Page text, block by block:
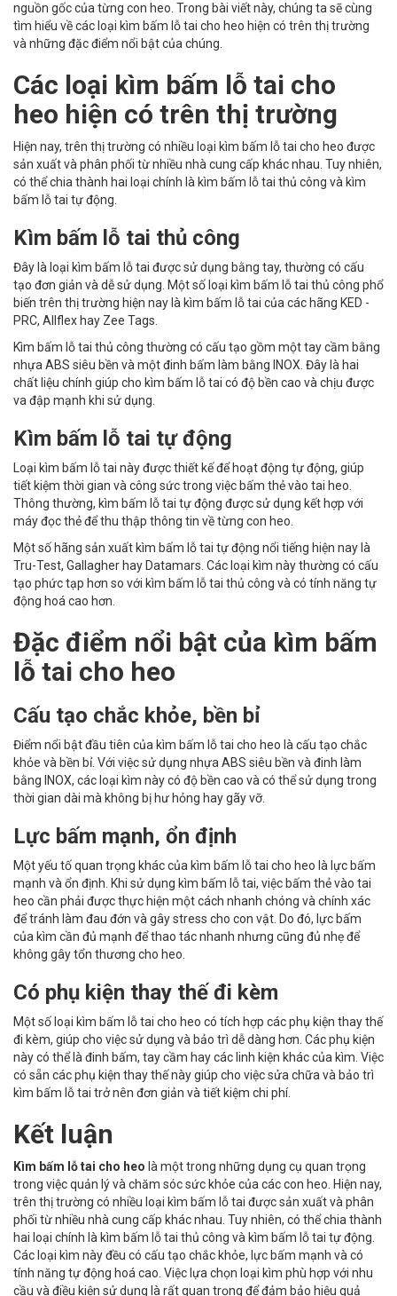
nguồn gốc của từng con heo. Trong bài viết này, chúng ta sẽ cùng
tìm hiểu về các loại kìm bấm lỗ tai cho heo hiện có trên thị trường
và những đặc điểm nổi bật của chúng.
Các loại kìm bấm lỗ tai cho
heo hiện có trên thị trường
Hiện nay, trên thị trường có nhiều loại kìm bấm lỗ tai cho heo được
sản xuất và phân phối từ nhiều nhà cung cấp khác nhau. Tuy nhiên,
có thể chia thành hai loại chính là kìm bấm lỗ tai thủ công và kìm
bấm lỗ tai tự động.
Kìm bấm lỗ tai thủ công
Đây là loại kìm bấm lỗ tai được sử dụng bằng tay, thường có cấu
tạo đơn giản và dễ sử dụng. Một số loại kìm bấm lỗ tai thủ công phổ
biến trên thị trường hiện nay là kìm bấm lỗ tai của các hãng KED -
PRC, Allflex hay Zee Tags.
Kìm bấm lỗ tai thủ công thường có cấu tạo gồm một tay cầm bằng
nhựa ABS siêu bền và một đinh bấm làm bằng INOX. Đây là hai
chất liệu chính giúp cho kìm bấm lỗ tai có độ bền cao và chịu được
va đập mạnh khi sử dụng.
Kìm bấm lỗ tai tự động
Loại kìm bấm lỗ tai này được thiết kế để hoạt động tự động, giúp
tiết kiệm thời gian và công sức trong việc bấm thẻ vào tai heo.
Thông thường, kìm bấm lỗ tai tự động được sử dụng kết hợp với
máy đọc thẻ để thu thập thông tin về từng con heo.
Một số hãng sản xuất kìm bấm lỗ tai tự động nổi tiếng hiện nay là
Tru-Test, Gallagher hay Datamars. Các loại kìm này thường có cấu
tạo phức tạp hơn so với kìm bấm lỗ tai thủ công và có tính năng tự
động hoá cao hơn.
Đặc điểm nổi bật của kìm bấm
lỗ tai cho heo
Cấu tạo chắc khỏe, bền bỉ
Điểm nổi bật đầu tiên của kìm bấm lỗ tai cho heo là cấu tạo chắc
khỏe và bền bỉ. Với việc sử dụng nhựa ABS siêu bền và đinh làm
bằng INOX, các loại kìm này có độ bền cao và có thể sử dụng trong
thời gian dài mà không bị hư hỏng hay gãy vỡ.
Lực bấm mạnh, ổn định
Một yếu tố quan trọng khác của kìm bấm lỗ tai cho heo là lực bấm
mạnh và ổn định. Khi sử dụng kìm bấm lỗ tai, việc bấm thẻ vào tai
heo cần phải được thực hiện một cách nhanh chóng và chính xác
để tránh làm đau đớn và gây stress cho con vật. Do đó, lực bấm
của kìm cần đủ mạnh để thao tác nhanh nhưng cũng đủ nhẹ để
không gây tổn thương cho heo.
Có phụ kiện thay thế đi kèm
Một số loại kìm bấm lỗ tai cho heo có tích hợp các phụ kiện thay thế
đi kèm, giúp cho việc sử dụng và bảo trì dễ dàng hơn. Các phụ kiện
này có thể là đinh bấm, tay cầm hay các linh kiện khác của kìm. Việc
có sẵn các phụ kiện thay thế này giúp cho việc sửa chữa và bảo trì
kìm bấm lỗ tai trở nên đơn giản và tiết kiệm chi phí.
Kết luận
Kìm bấm lỗ tai cho heo là một trong những dụng cụ quan trọng
trong việc quản lý và chăm sóc sức khỏe của các con heo. Hiện nay,
trên thị trường có nhiều loại kìm bấm lỗ tai được sản xuất và phân
phối từ nhiều nhà cung cấp khác nhau. Tuy nhiên, có thể chia thành
hai loại chính là kìm bấm lỗ tai thủ công và kìm bấm lỗ tai tự động.
Các loại kìm này đều có cấu tạo chắc khỏe, lực bấm mạnh và có
tính năng tự động hoá cao. Việc lựa chọn loại kìm phù hợp với nhu
cầu và điều kiện sử dụng là rất quan trọng để đảm bảo hiệu quả